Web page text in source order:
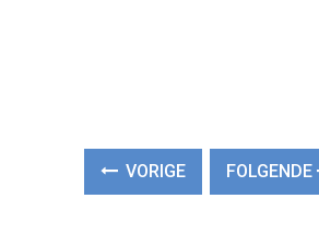
VORIGE FOLGENDE